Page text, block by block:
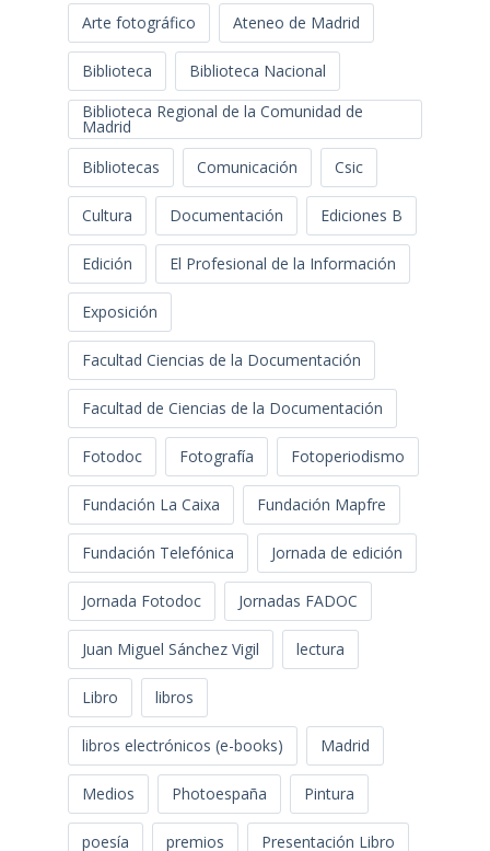
Arte fotográfico Ateneo de Madrid
Biblioteca
Biblioteca Nacional
Biblioteca Regional de la Comunidad de
Madrid
Bibliotecas
Comunicación Csic
Cultura Documentación Ediciones B
Edición El Profesional de la Información
Exposición
Facultad Ciencias de la Documentación
Facultad de Ciencias de la Documentación
Fotodoc Fotografía Fotoperiodismo
Fundación La Caixa Fundación Mapfre
Fundación Telefónica Jornada de edición
Jornada Fotodoc Jornadas FADOC
Juan Miguel Sánchez Vigil lectura
Libro libros
libros electrónicos (e-books) Madrid
Medios Photoespaña Pintura
poesía premios Presentación Libro